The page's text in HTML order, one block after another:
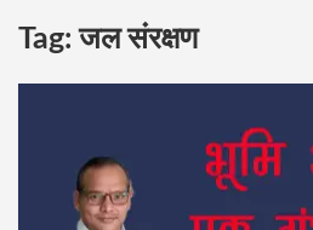
Tag:जल संरक्षण